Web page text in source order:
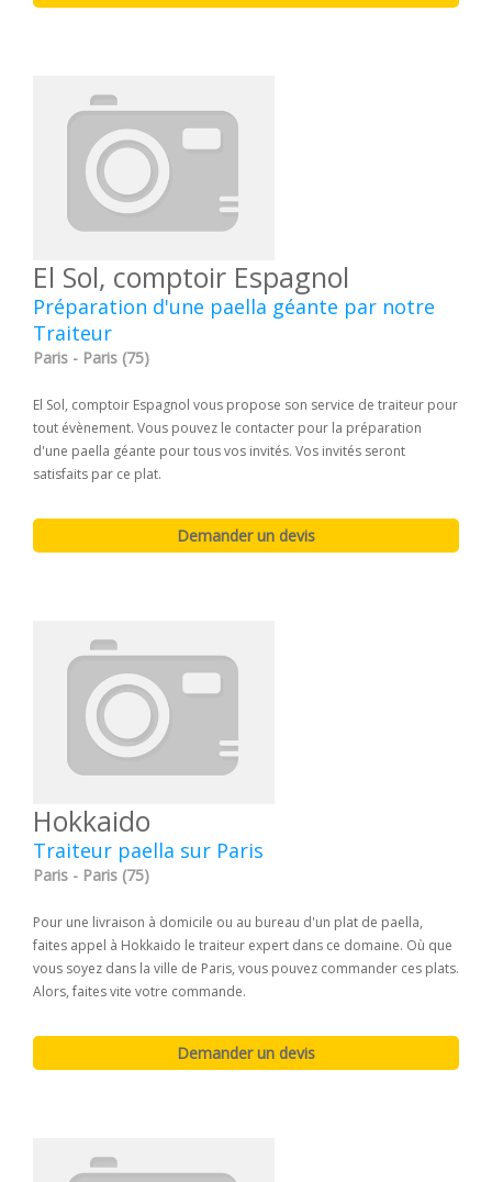
El Sol, comptoir Espagnol
Préparation d'une paella géante par notre
Traiteur
Paris - Paris (75)
El Sol, comptoir Espagnol vous propose son service de traiteur pour
tout évènement. Vous pouvez le contacter pour la préparation
d'une paella géante pour tous vos invités. Vos invités seront
satisfaits par ce plat.
Hokkaido
Traiteur paella sur Paris
Paris - Paris (75)
Pour une livraison à domicile ou au bureau d'un plat de paella,
faites appel à Hokkaido le traiteur expert dans ce domaine. Où que
vous soyez dans la ville de Paris, vous pouvez commander ces plats.
Alors, faites vite votre commande.